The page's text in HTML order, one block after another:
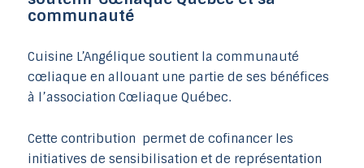
communauté
Cuisine L’Angélique soutient la communauté
cœliaque en allouant une partie de ses bénéfices
à l’association Cœliaque Québec.
Cette contribution permet de cofinancer les
initiatives de sensibilisation et de représentation